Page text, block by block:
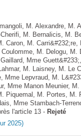
M. Alexandre, M.
M. Bernalicis, M.
Caron, M.
M. Delogu, M.
Mme
M. Laisney, M. Le
Mme Lepvraud, M.
Mme Manon Meunier,
Piquemal, M. Portes, M.
Mme Stambach-
l'article 13 - Rejeté
2025)